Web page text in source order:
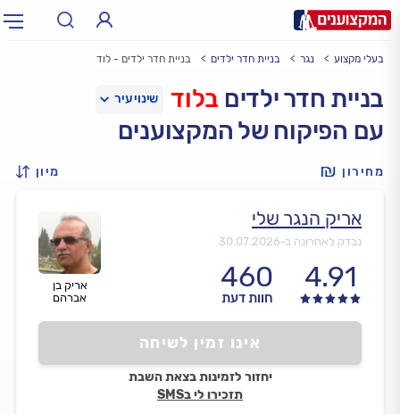
עירעיר: תל אביב, חיפה…
בעלי מקצוע נגר בניית חדר ילדים בניית חדר ילדים - לוד
בניית חדר ילדים בלוד
עם הפיקוח של המקצוענים
מחירון מיון
אריק בן
אברהם
אריק הנגר שלי
נבדק לאחרונה ב-30.07.2026
4.91
460
חוות דעת
אינו זמין לשיחה
יחזור לזמינות בצאת השבת
תזכירו לי בSMS